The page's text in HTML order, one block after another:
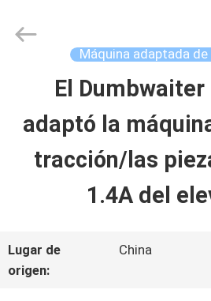
HOGAR
PRODUCTOS
SOBRE
SHANGHAI
Máquina adaptada
El Dumbwaiter
adaptó la
tracción/las
1.4A del
Lugar de
origen:
China